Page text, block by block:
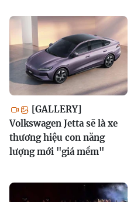
[GALLERY]
Volkswagen Jetta sẽ là xe
thương hiệu con năng
lượng mới "giá mềm"